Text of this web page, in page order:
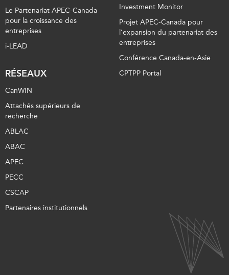
Le Partenariat APEC-Canada
pour la croissance des
entreprises
i-LEAD
RÉSEAUX
CanWIN
Attachés supérieurs de
recherche
ABLAC
ABAC
APEC
PECC
CSCAP
Partenaires institutionnels
Investment Monitor
Projet APEC-Canada pour
l’expansion du partenariat des
entreprises
Conférence Canada-en-Asie
CPTPP Portal